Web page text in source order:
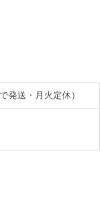
発送・月火定休）